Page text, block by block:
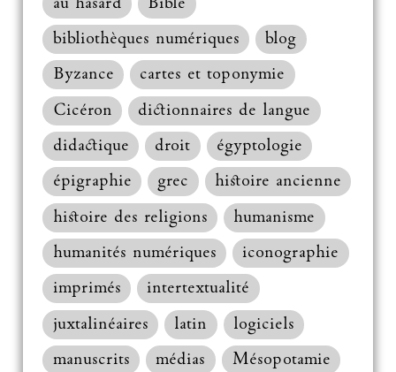
bibliothèques numériques
blog
Byzance
cartes et toponymie
Cicéron
dictionnaires de langue
didactique
droit
égyptologie
épigraphie
grec
histoire ancienne
histoire des religions
humanisme
humanités numériques
iconographie
imprimés
intertextualité
juxtalinéaires
latin
logiciels
manuscrits
médias
Mésopotamie